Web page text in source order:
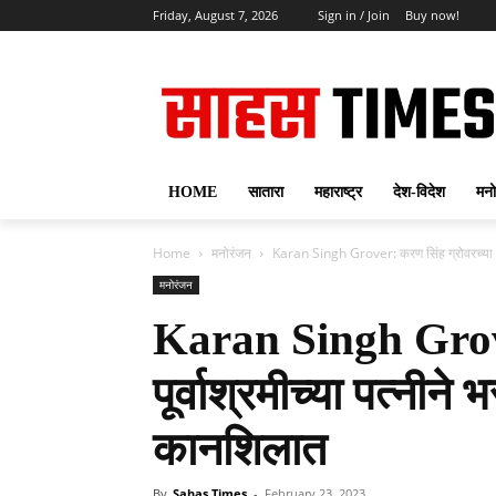
Friday, August 7, 2026 Sign in / Join Buy now!
HOME सातारा महाराष्ट्र देश-विदेश
Home मनोरंजन Karan Singh Grover: करण सिंह ग्रोवरच्या
मनोरंजन
Karan Singh
पूर्वाश्रमीच्या पत्नीने
कानशिलात